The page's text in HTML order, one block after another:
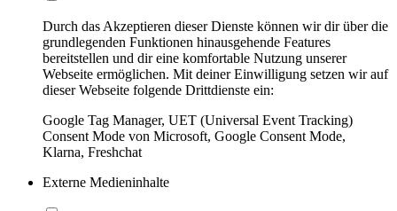
Durch das Akzeptieren dieser Dienste können wir dir über die
grundlegenden Funktionen hinausgehende Features
bereitstellen und dir eine komfortable Nutzung unserer
Webseite ermöglichen. Mit deiner Einwilligung setzen wir auf
dieser Webseite folgende Drittdienste ein:
Google Tag Manager, UET (Universal Event Tracking)
Consent Mode von Microsoft, Google Consent Mode,
Klarna, Freshchat
Externe Medieninhalte